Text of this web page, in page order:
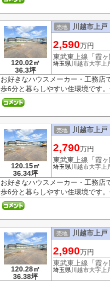
120.02㎡
36.3坪
売地 川越市上
2,590万円
東武東上線 「霞ヶ
埼玉県川越市大字上
お好きなハウスメーカー・工務店
歩6分と暮らしやすい住環境です
120.15㎡
36.34坪
売地 川越市上
2,790万円
東武東上線 「霞ヶ
埼玉県川越市大字上
お好きなハウスメーカー・工務店
歩6分と暮らしやすい住環境です
120.28㎡
36.38坪
売地 川越市上
2,990万円
東武東上線 「霞ヶ
埼玉県川越市大字上